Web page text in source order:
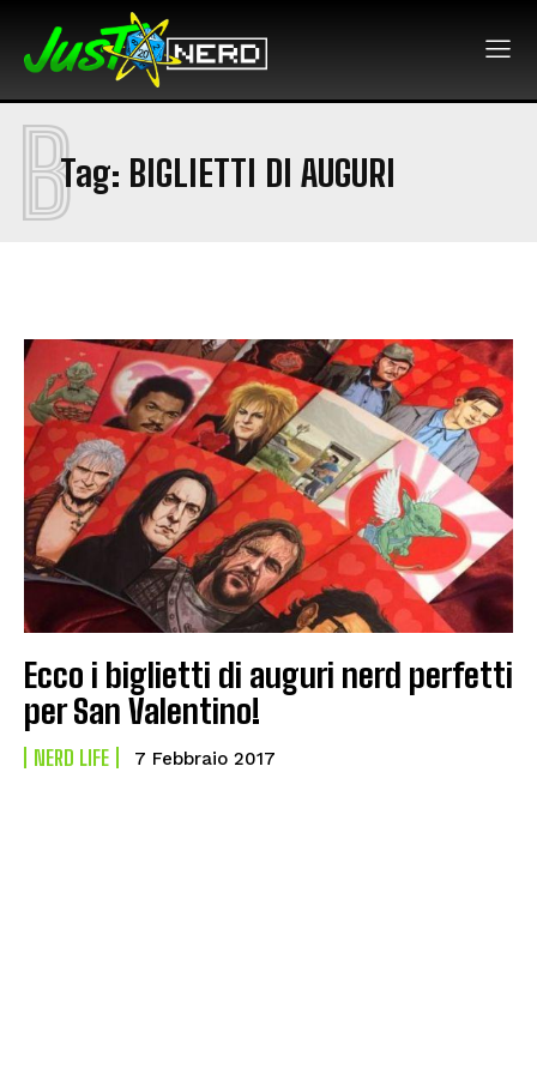
Tag: BIGLIETTI DI AUGURI
B
Ecco i biglietti di auguri nerd perfetti
per San Valentino!
NERD LIFE 7 Febbraio 2017